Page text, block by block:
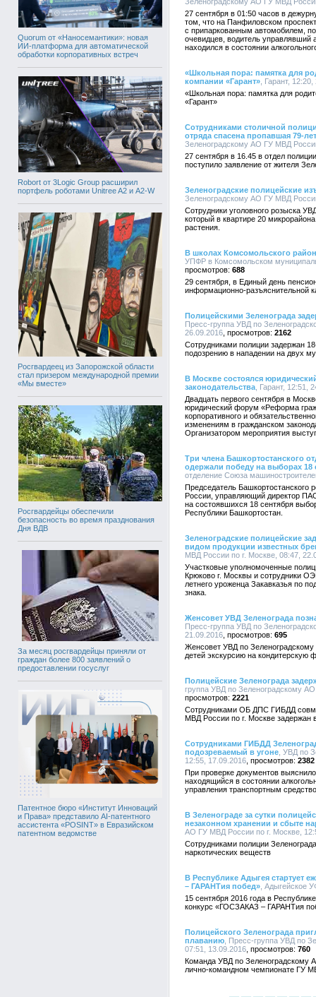
Quorum от «Наносемантики»: новая
ИИ-платформа для автоматической
обработки корпоративных встреч
Robort от 3Logic Group расширил
портфель роботами Unitree A2 и A2-W
Росгвардеец из Запорожской области
стал призером международной премии
«Мы вместе»
Росгвардейцы обеспечили
безопасность во время празднования
Дня ВДВ
За месяц росгвардейцы приняли от
граждан более 800 заявлений о
предоставлении госуслуг
Патентное бюро «Институт Инноваций
и Права» представило AI-патентного
ассистента «POSINT» в Евразийском
патентном ведомстве
27 сентября в 01:50 часов в
том, что на Панфиловском
с припаркованным автомобилем,
очевидцев, водитель
находился в состоянии
«Школьная пора: памятка для
компании «Гарант» , Гарант,
«Школьная пора: памятка для
«Гарант»
Сотрудниками столичной
отряда спасена пропавшая 79-
Зеленоградскому АО ГУ МВД
27 сентября в 16.45 в отдел
поступило заявление от жителя
Зеленоградские полицейские
Зеленоградскому АО ГУ МВД
Сотрудники уголовного розыска
который в квартире 20
растения.
В школах Комсомольского
УПФР в Комсомольском
688
29 сентября, в Единый день
информационно-разъяснительной
Полицейскими Зеленограда
Пресс-группа УВД по
26.09.2016
2162
Сотрудниками полиции задержан
подозрению в нападении на двух
В Москве состоялся
законодательства , Гарант, 12:51,
Двадцать первого сентября в
юридический форум «Реформа
корпоративного и
изменениям в гражданском
Организатором мероприятия
Три члена Башкортостанского
одержали победу на выборах 18
отделение Союза
Председатель Башкортостанского
России, управляющий директор
на состоявшихся 18 сентября
Республики Башкортостан.
Зеленоградские полицейские
видом продукции известных
МВД России по г. Москве, 08:47,
Участковые уполномоченные
Крюково г. Москвы и сотрудники
летнего уроженца Закавказья по
знака.
Женсовет УВД Зеленограда
Пресс-группа УВД по
21.09.2016
695
Женсовет УВД по
детей экскурсию на кондитерскую
Полицейские Зеленограда
группа УВД по Зеленоградскому
2221
Сотрудниками ОБ ДПС ГИБДД
МВД России по г. Москве задержан
Сотрудниками ГИБДД
подозреваемый в угоне , УВД по
12:55, 17.09.2016
2382
При проверке документов
находящийся в состоянии
управления транспортным
В Зеленограде за сутки
незаконном хранении и сбыте
АО ГУ МВД России по г. Москве,
Сотрудниками полиции
наркотических веществ
В Республике Адыгея стартует
– ГАРАНТия побед» , Адыгейское
15 сентября 2016 года в
конкурс «ГОСЗАКАЗ – ГАРАНТия
Полицейского Зеленограда
плаванию , Пресс-группа УВД по
07:51, 13.09.2016
760
Команда УВД по Зеленоградскому
лично-командном чемпионате ГУ